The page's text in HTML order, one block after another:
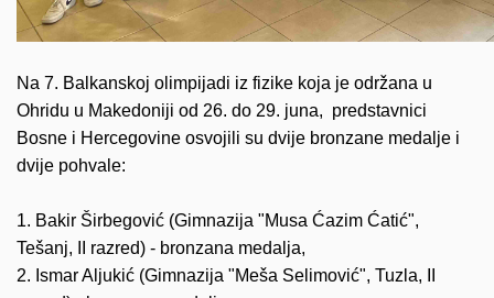
Na 7. Balkanskoj olimpijadi iz fizike koja je održana u
Ohridu u Makedoniji od 26. do 29. juna, predstavnici
Bosne i Hercegovine osvojili su dvije bronzane medalje i
dvije pohvale:
1. Bakir Širbegović (Gimnazija "Musa Ćazim Ćatić",
Tešanj, II razred) - bronzana medalja,
2. Ismar Aljukić (Gimnazija "Meša Selimović", Tuzla, II